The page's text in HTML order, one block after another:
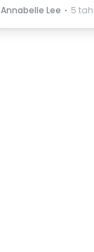
Annabelle Lee ⋅ 5